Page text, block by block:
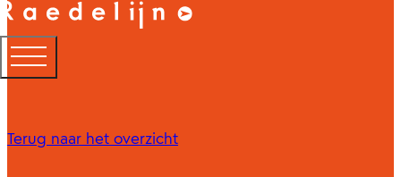
Terug naar het overzicht